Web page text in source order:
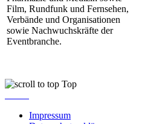
Film, Rundfunk und Fernsehen,
Verbände und Organisationen
sowie Nachwuchskräfte der
Eventbranche.
Top
Impressum